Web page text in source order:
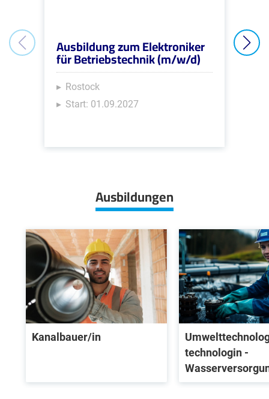
Ausbildung zum Elektroniker
für Betriebstechnik (m/w/d)
Rostock
Start: 01.09.2027
Ausbildungen
Kanalbauer/in
technologin -